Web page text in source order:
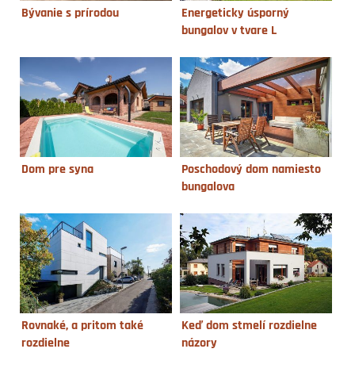
Bývanie s prírodou
Energeticky úsporný
bungalov v tvare L
Dom pre syna
Poschodový dom namiesto
bungalova
Rovnaké, a pritom také
rozdielne
Keď dom stmelí rozdielne
názory